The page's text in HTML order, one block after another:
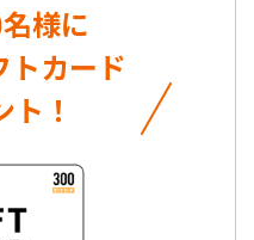
様に
トカード
ト！